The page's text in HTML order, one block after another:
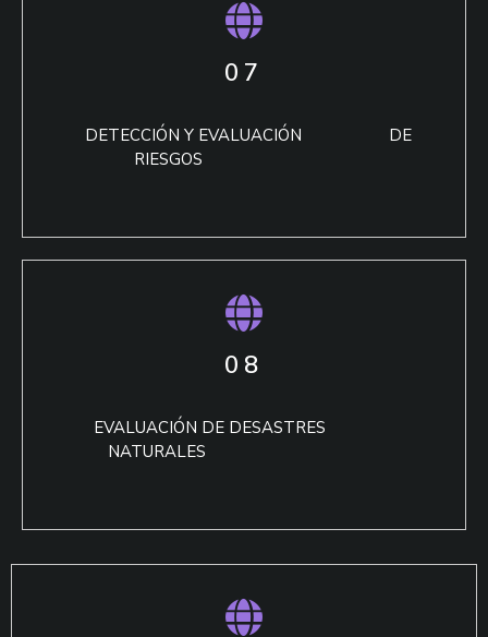
07
DETECCIÓN Y EVALUACIÓN DE
RIESGOS
08
EVALUACIÓN DE DESASTRES
NATURALES